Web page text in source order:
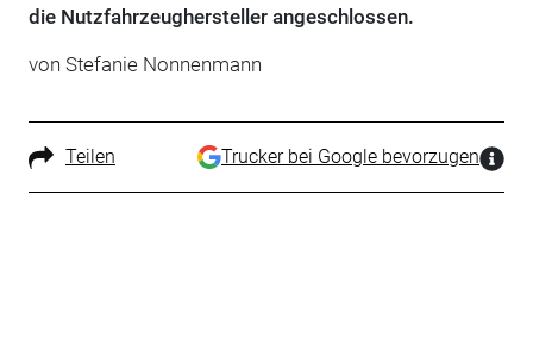
die Nutzfahrzeughersteller angeschlossen.
von Stefanie Nonnenmann
Teilen Trucker bei Google bevorzugen